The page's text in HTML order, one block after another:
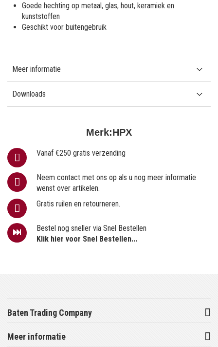
Merk:HPX
Vanaf €250 gratis verzending
Neem contact met ons op als u nog meer informatie
wenst over artikelen.
Gratis ruilen en retourneren.
Bestel nog sneller via Snel Bestellen
Klik hier voor Snel Bestellen...
Goede hechting op metaal, glas, hout, keramiek en
kunststoffen
Geschikt voor buitengebruik
Meer informatie
Downloads
Baten Trading Company
Meer informatie